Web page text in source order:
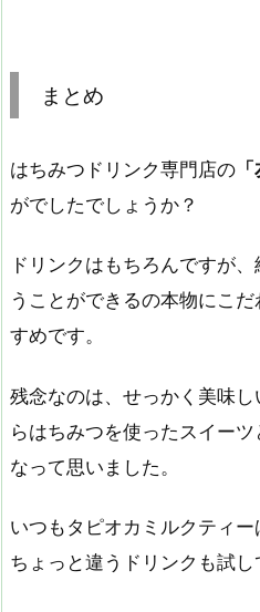
まとめ
はちみつドリンク専門店の
がでしたでしょうか？
ドリンクはもちろんですが
うことができるの本物にこ
すめです。
残念なのは、せっかく美味
らはちみつを使ったスイー
なって思いました。
いつもタピオカミルクティ
ちょっと違うドリンクも試し